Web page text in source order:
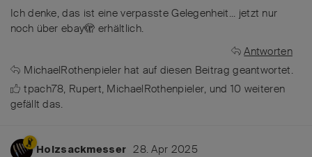
Ich denke, das ist eine verpasste Gelegenheit... jetzt nur
noch über ebay🫣 erhältlich.
Antworten
MichaelRothenpieler hat auf diesen Beitrag geantwortet.
tpach78, Rupert, MichaelRothenpieler, und 10 weiteren
gefällt das.
Holzsackmesser 28. Apr 2025